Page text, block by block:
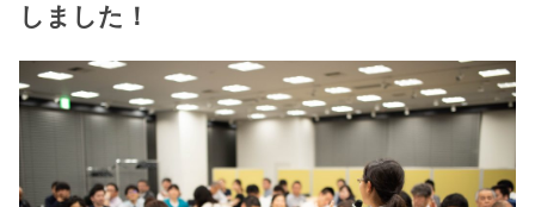
しました！